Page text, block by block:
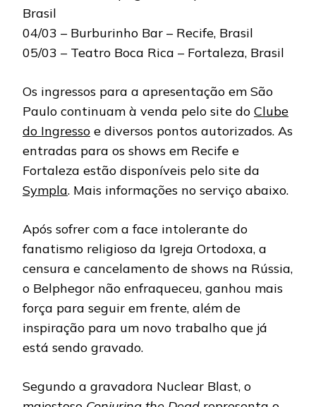
Brasil
04/03 – Burburinho Bar – Recife, Brasil
05/03 – Teatro Boca Rica – Fortaleza, Brasil
Os ingressos para a apresentação em São
Paulo continuam à venda pelo site do Clube
do Ingresso e diversos pontos autorizados. As
entradas para os shows em Recife e
Fortaleza estão disponíveis pelo site da
Sympla. Mais informações no serviço abaixo.
Após sofrer com a face intolerante do
fanatismo religioso da Igreja Ortodoxa, a
censura e cancelamento de shows na Rússia,
o Belphegor não enfraqueceu, ganhou mais
força para seguir em frente, além de
inspiração para um novo trabalho que já
está sendo gravado.
Segundo a gravadora Nuclear Blast, o